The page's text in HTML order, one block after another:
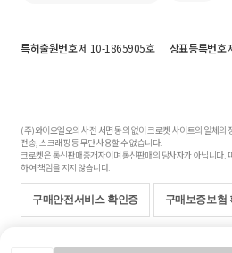
특허출원번호제 10-1865905호 상표등록번호
(주)와이오엘오의 사전 서면 동의 없이 크로켓 사이트의 일체의
전송, 스크래핑 등 무단 사용할 수 없습니다.
크로켓은 통신판매중개자이며 통신판매의 당사자가 아닙니다.
하여 책임을 지지 않습니다.
구매안전서비스 확인증 구매보증보험